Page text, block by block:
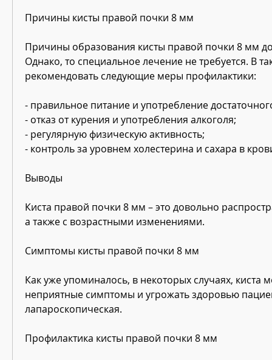
Причины кисты правой почки 8 мм
Причины образования кисты правой почки 8 мм
Однако, то специальное лечение не требуется. В
рекомендовать следующие меры профилактики:
- правильное питание и употребление
- отказ от курения и употребления алкоголя;
- регулярную физическую активность;
- контроль за уровнем холестерина и сахара в
Выводы
Киста правой почки 8 мм – это довольно
а также с возрастными изменениями.
Симптомы кисты правой почки 8 мм
Как уже упоминалось, в некоторых случаях, киста
неприятные симптомы и угрожать здоровью
лапароскопическая.
Профилактика кисты правой почки 8 мм